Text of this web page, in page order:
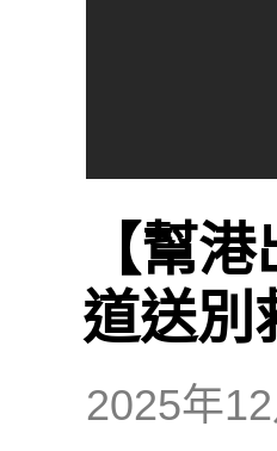
【幫
道送別
2025年